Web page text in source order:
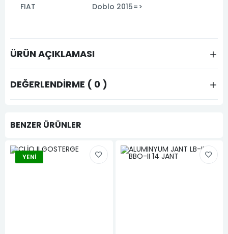
FIAT Doblo 2015=>
ÜRÜN AÇIKLAMASI
DEĞERLENDIRME ( 0 )
BENZER ÜRÜNLER
YENI